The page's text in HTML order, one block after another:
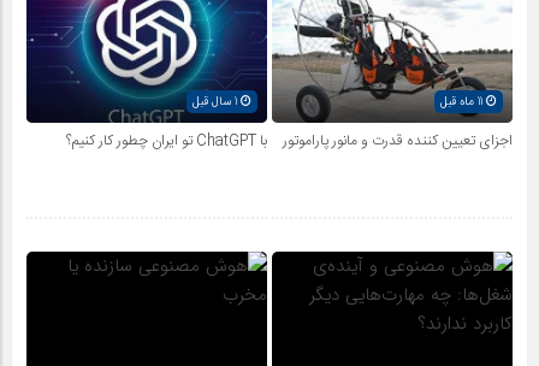
11 ماه قبل
اجزای تعیین کننده قدرت و مانور پاراموتور با ChatGPT تو ایران چطور کار کنیم؟